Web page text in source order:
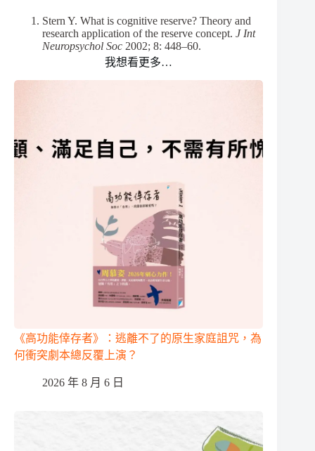
Stern Y. What is cognitive reserve? Theory and
research application of the reserve concept. J Int
Neuropsychol Soc 2002; 8: 448–60.
我想看更多…
《高功能倖存者》：逃離不了的原生家庭詛咒，為
何衝突劇本總反覆上演？
2026 年 8 月 6 日